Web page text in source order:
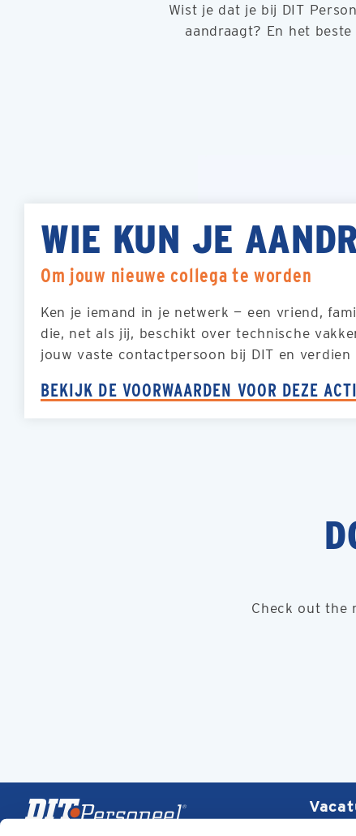
Wist je dat je bij DIT
aandraagt? En het
WIE KUN JE
Om jouw nieuwe collega te worden
Ken je iemand in je netwerk — een vriend,
die, net als jij, beschikt over technische
jouw vaste contactpersoon bij DIT en verdien
BEKIJK DE VOORWAARDEN VOOR DEZE
Check out the